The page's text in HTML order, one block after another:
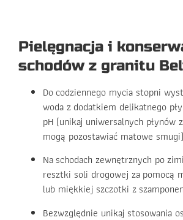
Pielęgnacja i
schodów z granitu
Do codziennego mycia stopni
woda z dodatkiem delikatnego
pH (unikaj uniwersalnych płynów
mogą pozostawiać matowe
Na schodach zewnętrznych po
resztki soli drogowej za pomocą
lub miękkiej szczotki z
Bezwzględnie unikaj stosowania